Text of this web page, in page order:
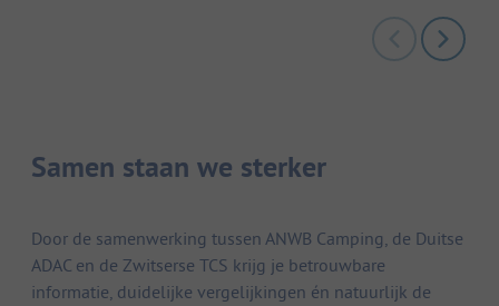
Samen staan we sterker
Door de samenwerking tussen ANWB Camping, de Duitse
ADAC en de Zwitserse TCS krijg je betrouwbare
informatie, duidelijke vergelijkingen én natuurlijk de